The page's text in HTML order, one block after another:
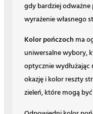
gdy bardziej
wyrażenie własnego
Kolor pończoch ma
uniwersalne wybory,
optycznie
okazję i kolor reszty
zieleń, które mogą